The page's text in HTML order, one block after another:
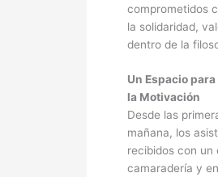
comprometidos
la solidaridad,
dentro de la
Un Espacio
la Motivación
Desde las
mañana, los
recibidos con un
camaradería y